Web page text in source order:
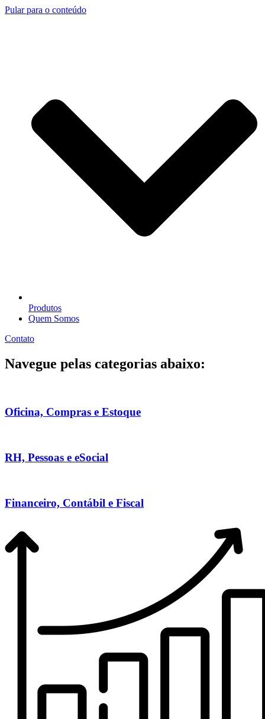
Pular para o conteúdo
Produtos
Quem Somos
Contato
Navegue pelas categorias abaixo:
Oficina, Compras e Estoque
RH, Pessoas e eSocial
Financeiro, Contábil e Fiscal